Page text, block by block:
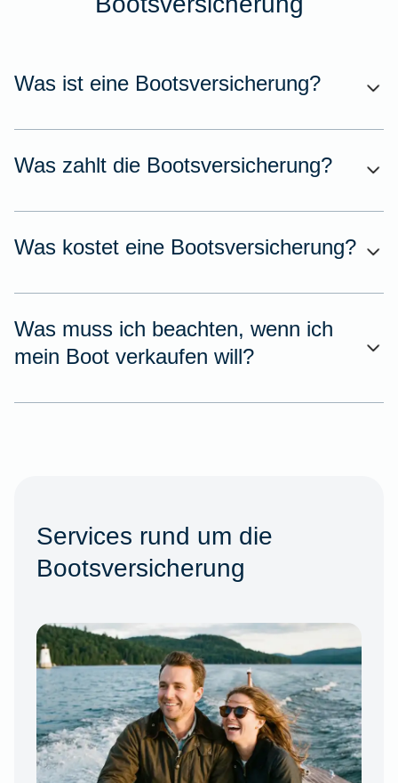
Was ist eine Bootsversicherung?
Was zahlt die Bootsversicherung?
Was kostet eine Bootsversicherung?
Was muss ich beachten, wenn ich
mein Boot verkaufen will?
Services rund um die
Bootsversicherung